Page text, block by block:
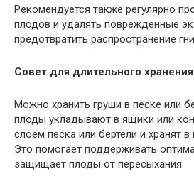
Рекомендуется также регулярно
плодов и удалять поврежденные
предотвратить распространение
Совет для длительного
Можно хранить груши в песке или
плоды укладывают в ящики или
слоем песка или бертели и хранят
Это помогает поддерживать
защищает плоды от пересыхания.